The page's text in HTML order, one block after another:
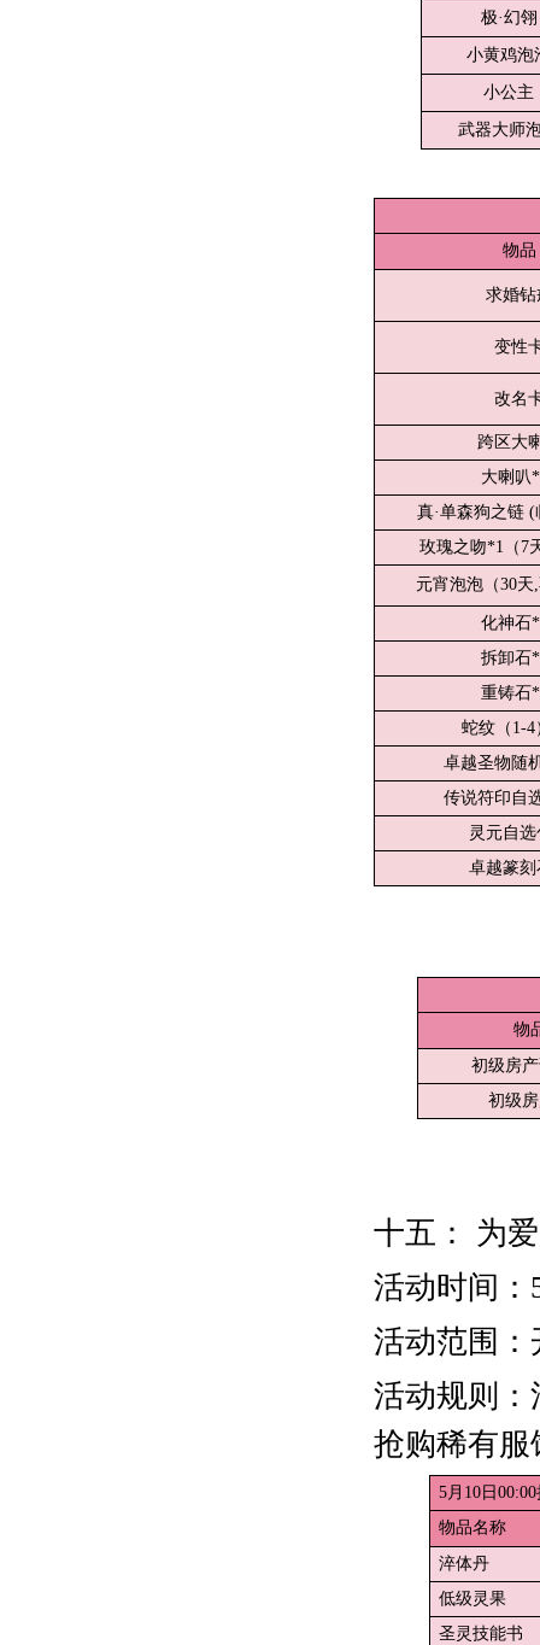
极·幻翎
小黄鸡泡
小公主
武器大师
物品
求婚钻
变性
改名
跨区大
大喇叭
真·单森狗之链
玫瑰之吻*1（7
元宵泡泡（30天
化神石
拆卸石
重铸石
蛇纹（1-4
卓越圣物随
传说符印自
灵元自
卓越篆刻
物
初级房
初级
十五： 为
活动时间：
活动范围：
活动规则
抢购稀有服
5月10日
物品名称
淬体丹
低级灵果
圣灵技能书